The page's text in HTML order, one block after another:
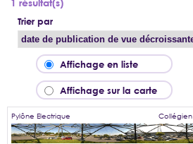
1 résultat(s)
Trier par
Affichage en liste
Affichage sur la carte
Pylône Electrique Collégien